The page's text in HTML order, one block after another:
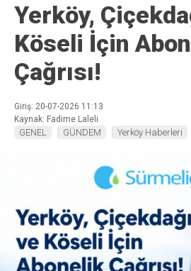
Yerköy,
Köseli İçin
Çağrısı!
Giriş: 20-07-2026 11:13
Kaynak: Fadime Laleli
GENEL GÜNDEM Yerköy Haberleri